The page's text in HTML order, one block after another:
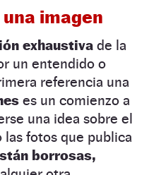
imagen
exhaustiva de la
un entendido o
referencia una
es un comienzo a
una idea sobre el
las fotos que publica
borrosas,